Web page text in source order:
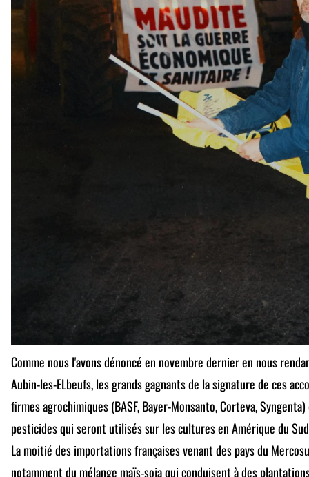
Comme nous l'avons dénoncé en novembre dernier en nous
Aubin-les-ELbeufs, les grands gagnants de la signature de ces
firmes agrochimiques (BASF, Bayer-Monsanto, Corteva,
pesticides qui seront utilisés sur les cultures en Amérique du
La moitié des importations françaises venant des pays du
notamment du mélange maïs-soja qui conduisent à des